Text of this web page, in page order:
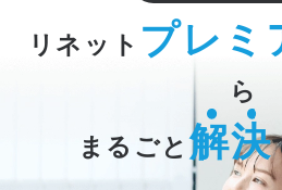
リネット プレミ
ら
まるごと解決